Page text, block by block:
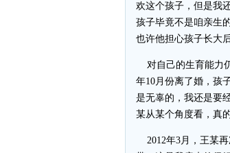
欢这个孩子，但是我
孩子毕竟不是咱亲生
也许他担心孩子长大
对自己的生育能力
年10月份离了婚，孩
是无辜的，我还是要
某从某个角度看，真
2012年3月，王某再